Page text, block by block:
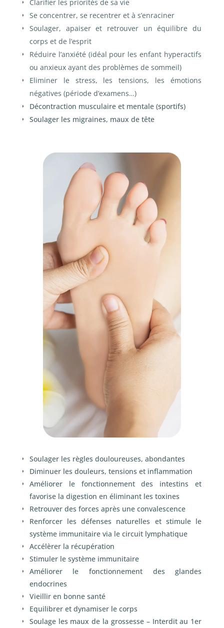
Clarifier les priorités de sa vie
Se concentrer, se recentrer et à s’enraciner
Soulager, apaiser et retrouver un équilibre du
corps et de l’esprit
Réduire l’anxiété (idéal pour les enfant hyperactifs
ou anxieux ayant des problèmes de sommeil)
Eliminer le stress, les tensions, les émotions
négatives (période d’examens…)
Décontraction musculaire et mentale (sportifs)
Soulager les migraines, maux de tête
Soulager les règles douloureuses, abondantes
Diminuer les douleurs, tensions et inflammation
Améliorer le fonctionnement des intestins et
favorise la digestion en éliminant les toxines
Retrouver des forces après une convalescence
Renforcer les défenses naturelles et stimule le
système immunitaire via le circuit lymphatique
Accélèrer la récupération
Stimuler le système immunitaire
Améliorer le fonctionnement des glandes
endocrines
Vieillir en bonne santé
Equilibrer et dynamiser le corps
Soulage les maux de la grossesse – Interdit au 1er